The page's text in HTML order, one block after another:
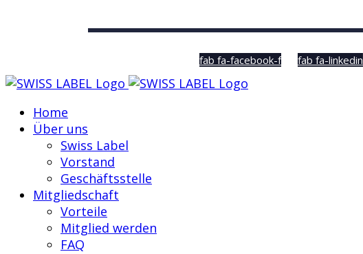
fab fa-facebook-f fab fa-linkedin
Home
Über uns
Swiss Label
Vorstand
Geschäftsstelle
Mitgliedschaft
Vorteile
Mitglied werden
FAQ